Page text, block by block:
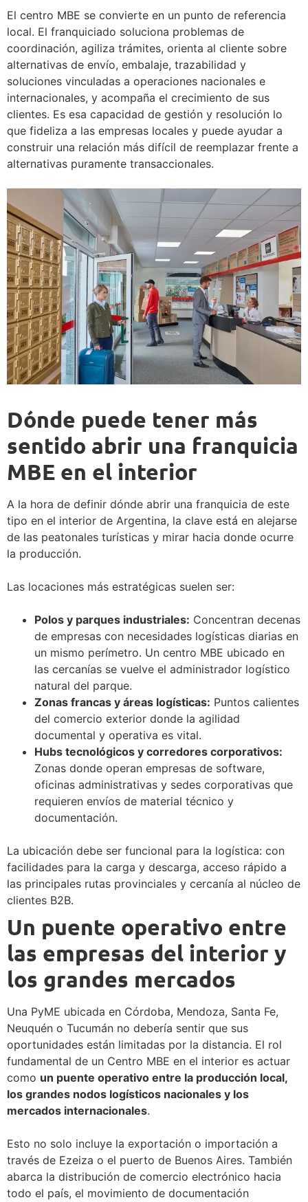
El centro MBE se convierte en un punto de referencia
local. El franquiciado soluciona problemas de
coordinación, agiliza trámites, orienta al cliente sobre
alternativas de envío, embalaje, trazabilidad y
soluciones vinculadas a operaciones nacionales e
internacionales, y acompaña el crecimiento de sus
clientes. Es esa capacidad de gestión y resolución lo
que fideliza a las empresas locales y puede ayudar a
construir una relación más difícil de reemplazar frente a
alternativas puramente transaccionales.
Dónde puede tener más
sentido abrir una franquicia
MBE en el interior
A la hora de definir dónde abrir una franquicia de este
tipo en el interior de Argentina, la clave está en alejarse
de las peatonales turísticas y mirar hacia donde ocurre
la producción.
Las locaciones más estratégicas suelen ser:
Polos y parques industriales: Concentran decenas
de empresas con necesidades logísticas diarias en
un mismo perímetro. Un centro MBE ubicado en
las cercanías se vuelve el administrador logístico
natural del parque.
Zonas francas y áreas logísticas: Puntos calientes
del comercio exterior donde la agilidad
documental y operativa es vital.
Hubs tecnológicos y corredores corporativos:
Zonas donde operan empresas de software,
oficinas administrativas y sedes corporativas que
requieren envíos de material técnico y
documentación.
La ubicación debe ser funcional para la logística: con
facilidades para la carga y descarga, acceso rápido a
las principales rutas provinciales y cercanía al núcleo de
clientes B2B.
Un puente operativo entre
las empresas del interior y
los grandes mercados
Una PyME ubicada en Córdoba, Mendoza, Santa Fe,
Neuquén o Tucumán no debería sentir que sus
oportunidades están limitadas por la distancia. El rol
fundamental de un Centro MBE en el interior es actuar
como un puente operativo entre la producción local,
los grandes nodos logísticos nacionales y los
mercados internacionales.
Esto no solo incluye la exportación o importación a
través de Ezeiza o el puerto de Buenos Aires. También
abarca la distribución de comercio electrónico hacia
todo el país, el movimiento de documentación